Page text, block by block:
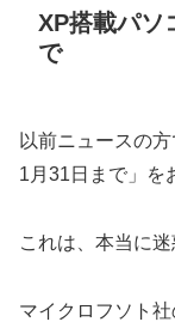
XP搭載パソ
で
以前ニュースの
1月31日まで」を
これは、本当に
マイクロフソト